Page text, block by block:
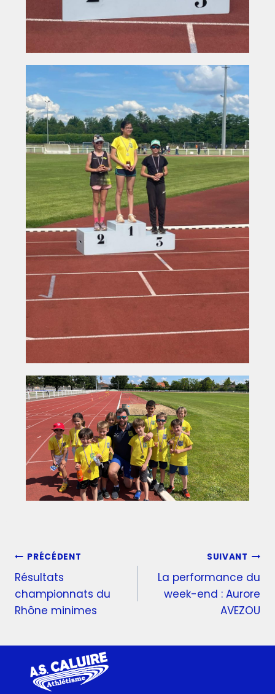
PRÉCÉDENT
Résultats
championnats du
Rhône minimes
SUIVANT
La performance du
week-end : Aurore
AVEZOU